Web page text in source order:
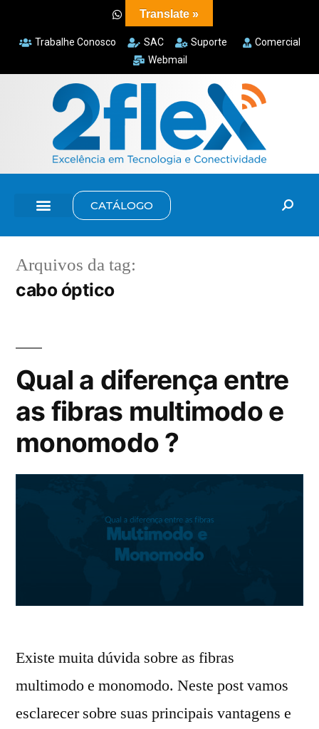
Trabalhe Conosco SAC Suporte
Comercial
Webmail
CATÁLOGO
Arquivos da tag:
cabo óptico
Qual a diferença entre
as fibras multimodo e
monomodo ?
Existe muita dúvida sobre as fibras
multimodo e monomodo. Neste post vamos
esclarecer sobre suas principais vantagens e
Translate »